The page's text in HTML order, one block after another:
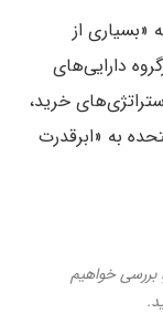
«بسیاری از
دارایی‌های
خرید،
به «ابرقدرت
بررسی خواهیم